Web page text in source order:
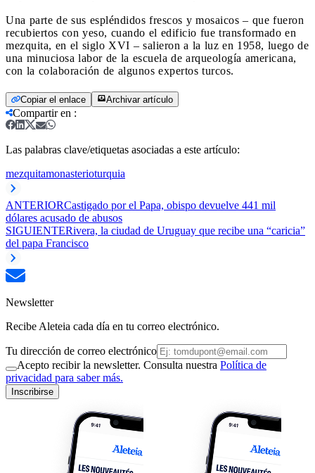
Una parte de sus espléndidos frescos y mosaicos – que fueron
recubiertos con yeso, cuando el edificio fue transformado en
mezquita, en el siglo XVI – salieron a la luz en 1958, luego de
una minuciosa labor de la escuela de arqueología americana,
con la colaboración de algunos expertos turcos.
Copiar el enlace Archivar artículo
Compartir en :
Las palabras clave/etiquetas asociadas a este artículo:
mezquitamonasterioturquia
ANTERIORCastigado por el Papa, obispo devuelve 441 mil
dólares acusado de abusos
SIGUIENTERivera, la ciudad de Uruguay que recibe una “caricia”
del papa Francisco
Newsletter
Recibe Aleteia cada día en tu correo electrónico.
Tu dirección de correo electrónico
Acepto recibir la newsletter. Consulta nuestra Política de
privacidad para saber más.
Inscribirse